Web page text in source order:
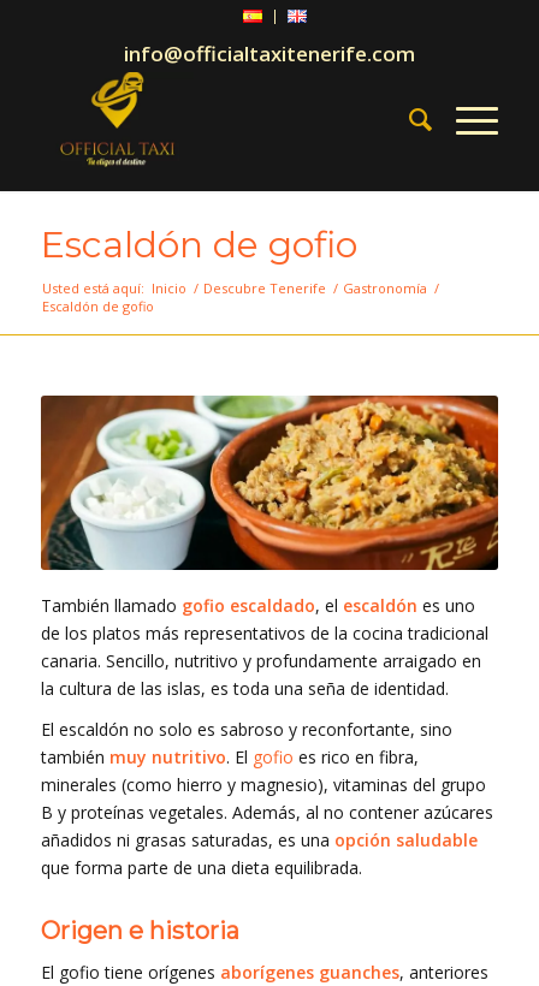
info@officialtaxitenerife.com
Escaldón de gofio
Usted está aquí: Inicio / Descubre Tenerife / Gastronomía /
Escaldón de gofio
También llamado gofio escaldado, el escaldón es uno
de los platos más representativos de la cocina tradicional
canaria. Sencillo, nutritivo y profundamente arraigado en
la cultura de las islas, es toda una seña de identidad.
El escaldón no solo es sabroso y reconfortante, sino
también muy nutritivo. El gofio es rico en fibra,
minerales (como hierro y magnesio), vitaminas del grupo
B y proteínas vegetales. Además, al no contener azúcares
añadidos ni grasas saturadas, es una opción saludable
que forma parte de una dieta equilibrada.
Origen e historia
El gofio tiene orígenes aborígenes guanches, anteriores